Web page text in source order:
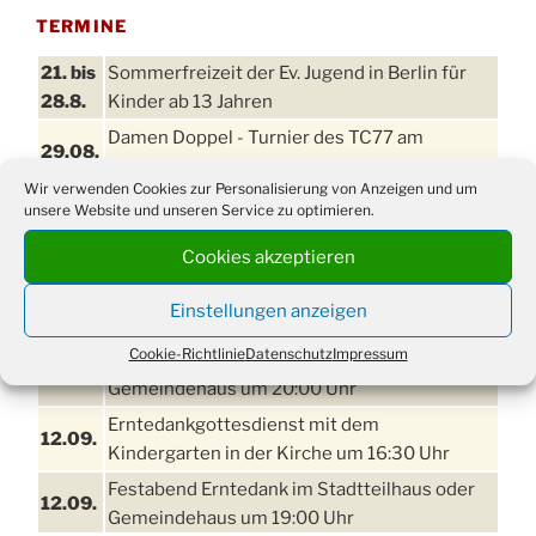
Wir verwenden Cookies zur Personalisierung von Anzeigen und um
unsere Website und unseren Service zu optimieren.
Cookies akzeptieren
Einstellungen anzeigen
Cookie-RichtlinieDatenschutzImpressum
TERMINE
21. bis
28.8.
Sommerfreizeit der Ev. Jugend in Berlin für
Kinder ab 13 Jahren
29.08.
Damen Doppel - Turnier des TC77 am
03.09.
Einschulungsgottesdienst in der Kirche um
09:00 Uhr
Erntefest in Drabenderhöhe
Disco für Jung und Junggebliebene
(Ernteverein) im Stadtteilhaus oder
Gemeindehaus um 20:00 Uhr
12.09.
Erntedankgottesdienst mit dem
Kindergarten in der Kirche um 16:30 Uhr
12.09.
Festabend Erntedank im Stadtteilhaus oder
Gemeindehaus um 19:00 Uhr